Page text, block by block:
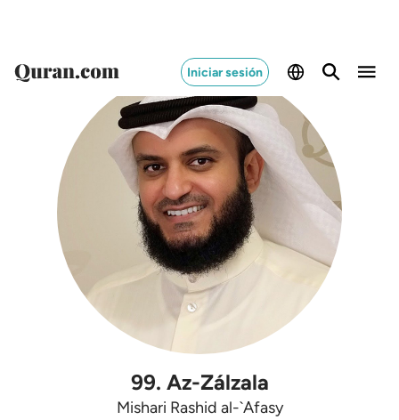
Iniciar sesión
99. Az-Zálzala
Mishari Rashid al-`Afasy